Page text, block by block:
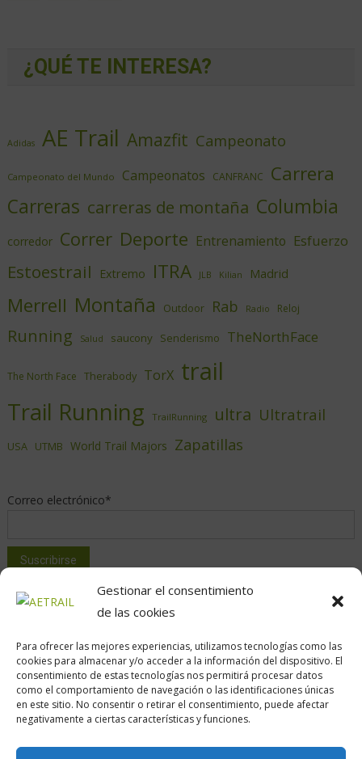
Gestionar el consentimiento
de las cookies
Para ofrecer las mejores experiencias, utilizamos tecnologías como las
cookies para almacenar y/o acceder a la información del dispositivo. El
consentimiento de estas tecnologías nos permitirá procesar datos
como el comportamiento de navegación o las identificaciones únicas
en este sitio. No consentir o retirar el consentimiento, puede afectar
negativamente a ciertas características y funciones.
¿QUÉ TE INTERESA?
Adidas AE Trail Amazfit Campeonato
Campeonato del Mundo Campeonatos CANFRANC
Carrera
Carreras carreras de montaña Columbia
corredor Correr Deporte Entrenamiento Esfuerzo
Estoestrail Extremo ITRA JLB Kilian Madrid
Merrell Montaña Outdoor Rab Radio Reloj
Running Salud saucony Senderismo TheNorthFace
The North Face Therabody TorX trail
Trail Running TrailRunning ultra Ultratrail
USA UTMB World Trail Majors Zapatillas
Correo electrónico*
Calle Daoiz, 12, Madrid